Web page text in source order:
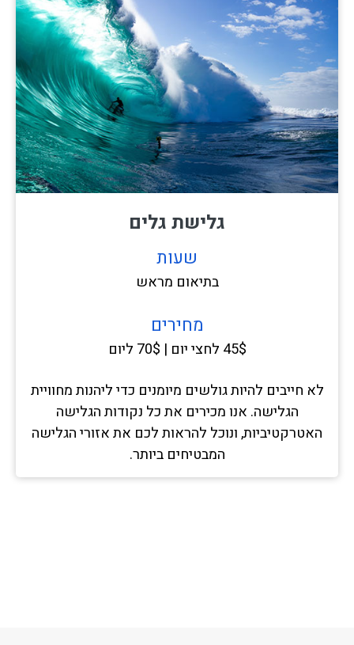
גלישת גלים
שעות
בתיאום מראש
מחירים
45$ לחצי יום | 70$ ליום
לא חייבים להיות גולשים מיומנים כדי ליהנות מחוויית
הגלישה. אנו מכירים את כל נקודות הגלישה
האטרקטיביות, ונוכל להראות לכם את אזורי הגלישה
המבטיחים ביותר.